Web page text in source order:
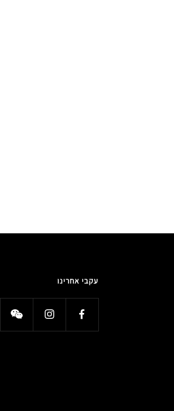
עקבי אחרינו